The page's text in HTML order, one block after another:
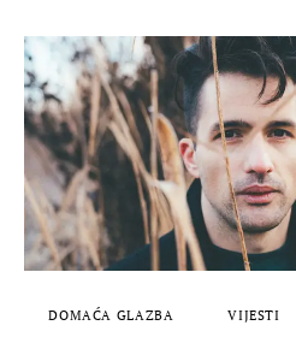
DOMAĆA GLAZBA VIJESTI